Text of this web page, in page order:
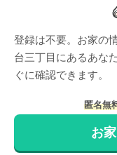
登録は不要。お家の
台三丁目 にあるあな
ぐに確認できます。
匿名無
お